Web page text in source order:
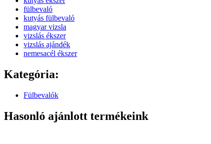
fülbevaló
kutyás fülbevaló
magyar vizsla
vizslás ékszer
vizslás ajándék
nemesacél ékszer
Kategória:
Fülbevalók
Hasonló ajánlott termékeink